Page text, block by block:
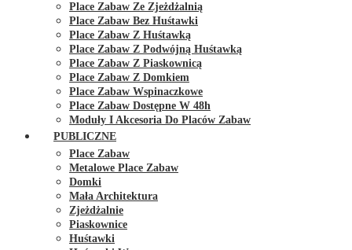
Place Zabaw Ze Zjeżdżalnią
Place Zabaw Bez Huśtawki
Place Zabaw Z Huśtawką
Place Zabaw Z Podwójną Huśtawką
Place Zabaw Z Piaskownicą
Place Zabaw Z Domkiem
Place Zabaw Wspinaczkowe
Place Zabaw Dostępne W 48h
Moduły I Akcesoria Do Placów Zabaw
PUBLICZNE
Place Zabaw
Metalowe Place Zabaw
Domki
Mała Architektura
Zjeżdżalnie
Piaskownice
Huśtawki